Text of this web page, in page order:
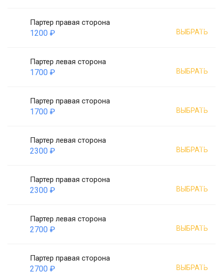
Партер правая сторона
1200 ₽ ВЫБРАТЬ
Партер левая сторона
1700 ₽ ВЫБРАТЬ
Партер правая сторона
1700 ₽ ВЫБРАТЬ
Партер левая сторона
2300 ₽ ВЫБРАТЬ
Партер правая сторона
2300 ₽ ВЫБРАТЬ
Партер левая сторона
2700 ₽ ВЫБРАТЬ
Партер правая сторона
2700 ₽ ВЫБРАТЬ